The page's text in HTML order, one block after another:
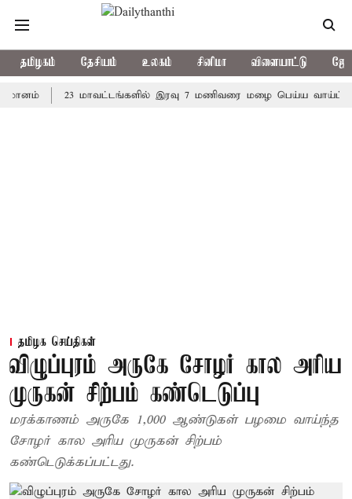
தமிழகம் தேசியம் உலகம் சினிமா விளையாட்டு
23 மாவட்டங்களில் இரவு 7 மணிவரை மழை பெய்ய வாய்ப்பு
தமிழக செய்திகள்
விழுப்புரம் அருகே சோழர் கால அரிய
முருகன் சிற்பம் கண்டெடுப்பு
மரக்காணம் அருகே 1,000 ஆண்டுகள் பழமை வாய்ந்த
சோழர் கால அரிய முருகன் சிற்பம்
கண்டெடுக்கப்பட்டது.